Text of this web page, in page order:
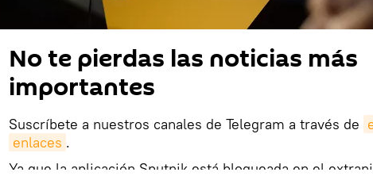
No te pierdas las noticias más
importantes
Suscríbete a nuestros canales de Telegram a través de
enlaces .
Ya que la aplicación Sputnik está bloqueada en el